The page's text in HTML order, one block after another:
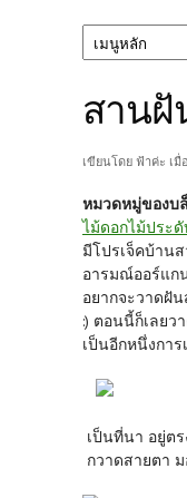
สานฝั
เขียนโดย ฟ้าค่ะ เมื่
หมวดหมู่ของบ
ไม้ดอกไม้ประดั
มีโปรเจ็คบ้าน
อารมณ์ออร์แก
อยากจะวาดฝั
:) ตอนนี้ก็เลย
เป็นอีกหนึ่งกา
เป็นที่นา อยู่ตร
กวาดสายตา ม